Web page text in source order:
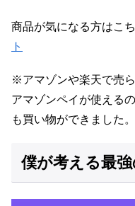
商品が気になる方は
ト
※アマゾンや楽天で売
アマゾンペイが使える
も買い物ができました。
僕が考える最